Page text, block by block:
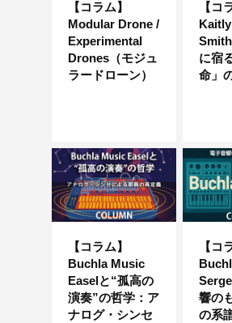
【コラム】
Modular Drone /
Experimental
Drones（モジュ
ラードローン）
【コ
に宿
命」
【コラム】
Buchla Music
Easelと“孤高の
演奏”の哲学：ア
ナログ・シンセ
【コ
響の
の系